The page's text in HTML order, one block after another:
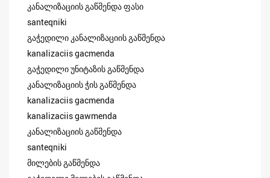
კანალიზაციის გაწმენდა ფასი
santeqniki
გაჭედილი კანალიზაციის გაწმენდა
kanalizaciis gacmenda
გაჭედილი უნიტაზის გაწმენდა
კანალიზაციის ჭის გაწმენდა
kanalizaciis gacmenda
kanalizaciis gawmenda
კანალიზაციის გაწმენდა
santeqniki
მილების გაწმენდა